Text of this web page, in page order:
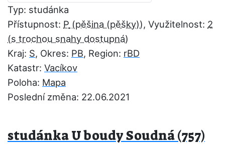
Typ: studánka
Přístupnost: P , Využitelnost: 2
Kraj: S, Okres: PB, Region: rBD
Katastr: Vacíkov
Poloha: Mapa
Poslední změna: 22.06.2021
studánka U boudy Soudná (757)